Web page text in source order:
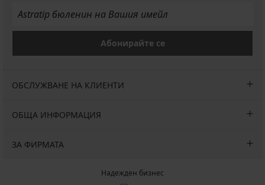
Абонирайте се
ОБСЛУЖВАНЕ НА КЛИЕНТИ
ОБЩА ИНФОРМАЦИЯ
ЗА ФИРМАТА
Надежден бизнес